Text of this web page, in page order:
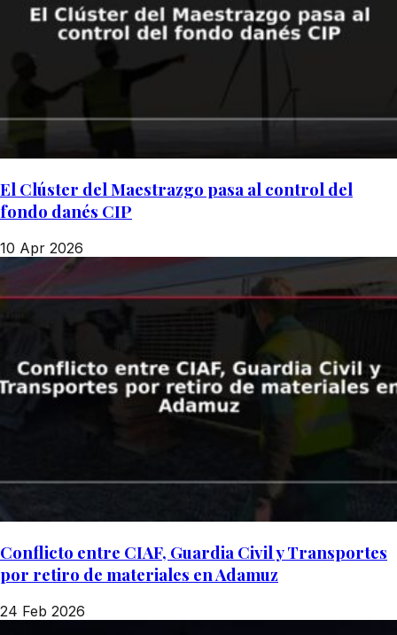
El Clúster del Maestrazgo pasa al control del
fondo danés CIP
10 Apr 2026
Conflicto entre CIAF, Guardia Civil y Transportes
por retiro de materiales en Adamuz
24 Feb 2026